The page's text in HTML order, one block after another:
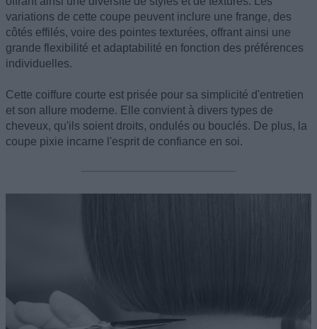
variations de cette coupe peuvent inclure une frange, des
côtés effilés, voire des pointes texturées, offrant ainsi une
grande flexibilité et adaptabilité en fonction des préférences
individuelles.
Cette coiffure courte est prisée pour sa simplicité d'entretien
et son allure moderne. Elle convient à divers types de
cheveux, qu'ils soient droits, ondulés ou bouclés. De plus, la
coupe pixie incarne l'esprit de confiance en soi.